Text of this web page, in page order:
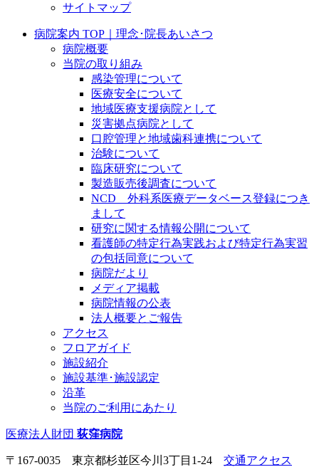
サイトマップ
病院案内 TOP｜理念･院長あいさつ
病院概要
当院の取り組み
感染管理について
医療安全について
地域医療支援病院として
災害拠点病院として
口腔管理と地域歯科連携について
治験について
臨床研究について
製造販売後調査について
NCD 外科系医療データベース登録につき
まして
研究に関する情報公開について
看護師の特定行為実践および特定行為実習
の包括同意について
病院だより
メディア掲載
病院情報の公表
法人概要とご報告
アクセス
フロアガイド
施設紹介
施設基準･施設認定
沿革
当院のご利用にあたり
医療法人財団 荻窪病院
〒167-0035 東京都杉並区今川3丁目1-24 交通アクセス